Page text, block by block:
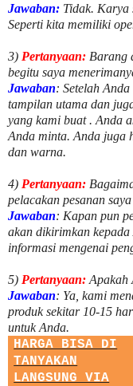
Jawaban: Tidak. Karya
Seperti kita memiliki
3) Pertanyaan: Barang
begitu saya
Jawaban: Setelah
tampilan utama dan
yang kami buat . Anda
Anda minta. Anda juga
dan warna.
4) Pertanyaan:
pelacakan pesanan
Jawaban: Kapan pun
akan dikirimkan
informasi mengenai
5) Pertanyaan: Apakah
Jawaban: Ya, kami
produk sekitar 10-15
untuk Anda.
HARGA BISA DI
TANYAKAN
LANGSUNG VIA